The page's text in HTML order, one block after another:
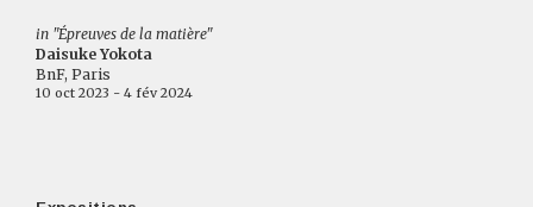
in "Épreuves de la matière"
Daisuke Yokota
BnF, Paris
10 oct 2023 - 4 fév 2024